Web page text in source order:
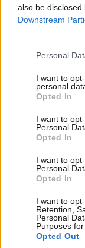
also be
Downstream
Please note that
not limited to
grant or deny
use your data
consent section.
Personal
I want to
personal
Opted In
I want to
Personal
Opted In
I want to
Personal
Opted In
I want to
Retention,
Personal
Purposes
Opted Out
ΠΡΟΣΘΕΣΤΕ